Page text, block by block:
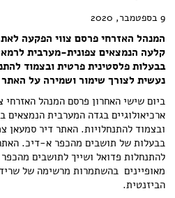
9 בספטמבר, 2020
המנהל האזרחי פרסם צווי הפקעה
קלעה הנמצאים צפונית-מערבית
בבעלות פלסטינית פרטית ובצמוד
נעשית לצורך שימור ושמירה על האתר
ביום שישי האחרון פרסם המנהל האזרחי
ארכיאולוגיים בגדה המערבית הנמצאים
ובצמוד להתנחלויות. האתר דיר סמעאן
בבעלות של תושבים מהכפר א-דיכ.
להתנחלות פדואל ושייך לתושבים
מאופיינים בהשתמרות מרשימה של
הביזנטית.